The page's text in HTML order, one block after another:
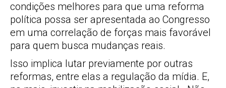
condições melhores para que uma reforma
política possa ser apresentada ao Congresso
em uma correlação de forças mais favorável
para quem busca mudanças reais.
Isso implica lutar previamente por outras
reformas, entre elas a regulação da mídia. E,